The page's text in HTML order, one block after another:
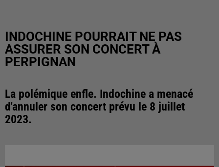
INDOCHINE POURRAIT NE PAS
ASSURER SON CONCERT À
PERPIGNAN
La polémique enfle. Indochine a menacé
d'annuler son concert prévu le 8 juillet
2023.